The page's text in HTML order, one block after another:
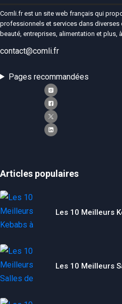
Comli.fr est un site web français qui
professionnels et services dans diverses
beauté, entreprises, alimentation et plus,
contact@comli.fr
Pages recommandées
Articles populaires
Les 10 Meilleurs
Les 10 Meilleurs